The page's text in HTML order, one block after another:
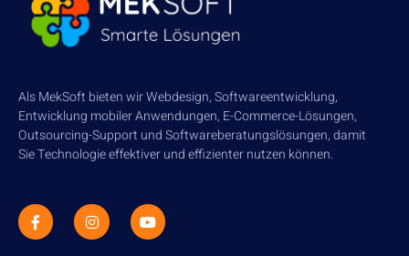
Als MekSoft bieten wir Webdesign, Softwareentwicklung,
Entwicklung mobiler Anwendungen, E-Commerce-Lösungen,
Outsourcing-Support und Softwareberatungslösungen, damit
Sie Technologie effektiver und effizienter nutzen können.